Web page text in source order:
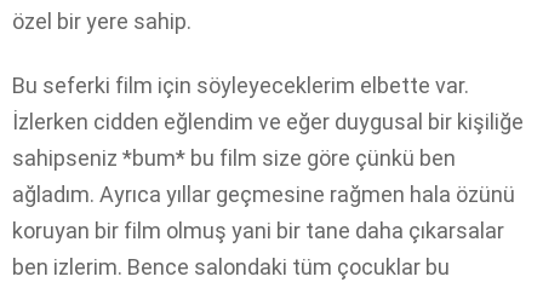
özel bir yere sahip.
Bu seferki film için söyleyeceklerim elbette var.
İzlerken cidden eğlendim ve eğer duygusal bir kişiliğe
sahipseniz *bum* bu film size göre çünkü ben
ağladım. Ayrıca yıllar geçmesine rağmen hala özünü
koruyan bir film olmuş yani bir tane daha çıkarsalar
ben izlerim. Bence salondaki tüm çocuklar bu